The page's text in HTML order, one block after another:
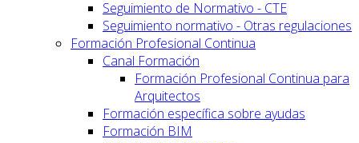
Seguimiento de Normativo - CTE
Seguimiento normativo - Otras regulaciones
Formación Profesional Continua
Canal Formación
Formación Profesional Continua para
Arquitectos
Formación específica sobre ayudas
Formación BIM